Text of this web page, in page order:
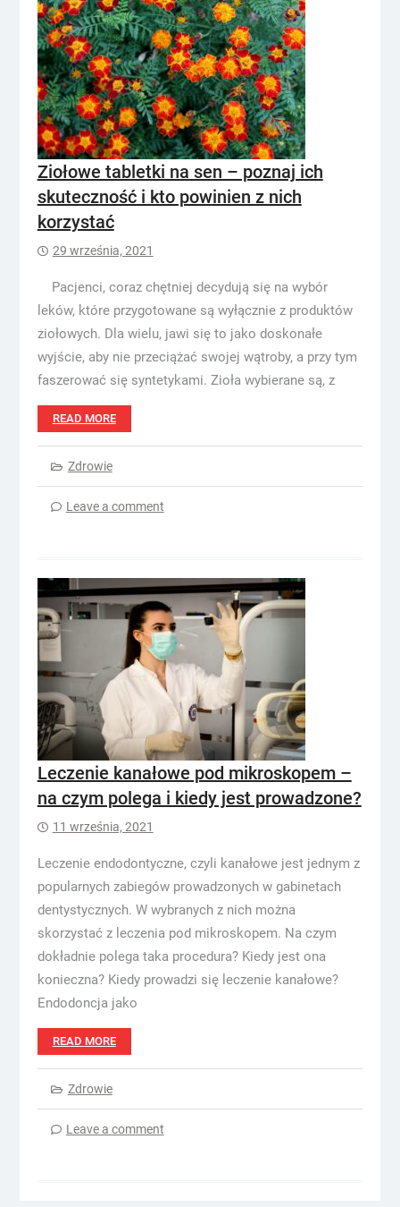
Ziołowe tabletki na sen – poznaj ich
skuteczność i kto powinien z nich
korzystać
29 września, 2021
Pacjenci, coraz chętniej decydują się na wybór
leków, które przygotowane są wyłącznie z produktów
ziołowych. Dla wielu, jawi się to jako doskonałe
wyjście, aby nie przeciążać swojej wątroby, a przy tym
faszerować się syntetykami. Zioła wybierane są, z
READ MORE
Zdrowie
Leave a comment
Leczenie kanałowe pod mikroskopem –
na czym polega i kiedy jest prowadzone?
11 września, 2021
Leczenie endodontyczne, czyli kanałowe jest jednym z
popularnych zabiegów prowadzonych w gabinetach
dentystycznych. W wybranych z nich można
skorzystać z leczenia pod mikroskopem. Na czym
dokładnie polega taka procedura? Kiedy jest ona
konieczna? Kiedy prowadzi się leczenie kanałowe?
Endodoncja jako
READ MORE
Zdrowie
Leave a comment